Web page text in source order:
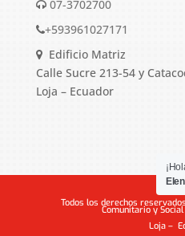
07-3702700
+593961027171
Edificio Matriz
Calle Sucre 213-54 y
Loja – Ecuador
Todos los derechos
Comunitario y
Loja –